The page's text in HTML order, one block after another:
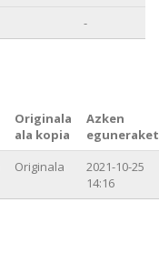
-
Originala
ala kopia
Azken
Originala
2021-10-25
14:16